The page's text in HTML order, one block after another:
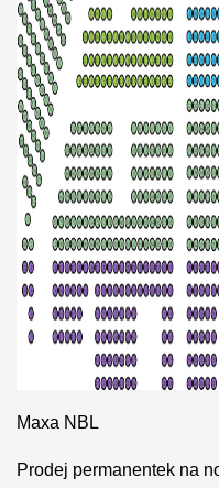
Maxa NBL
Prodej permanentek na